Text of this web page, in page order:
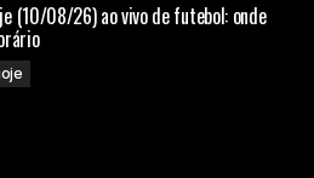
(10/08/26) ao vivo de futebol: onde